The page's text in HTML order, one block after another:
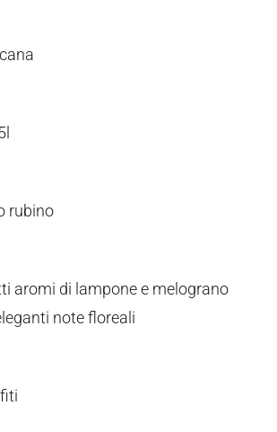
rubino
aromi di lampone e melograno
note floreali